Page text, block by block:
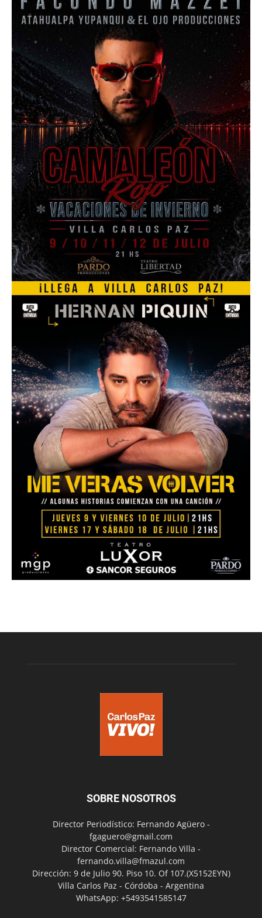
SOBRE NOSOTROS
Director Periodístico: Fernando Agüero -
fgaguero@gmail.com
Director Comercial: Fernando Villa -
fernando.villa@fmazul.com
Dirección: 9 de Julio 90. Piso 10. Of 107.(X5152EYN)
Villa Carlos Paz - Córdoba - Argentina
WhatsApp: +5493541585147